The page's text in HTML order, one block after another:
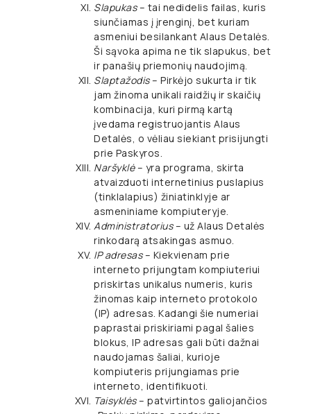
Slapukas– tai nedidelis failas, kuris
siunčiamas į įrenginį, bet kuriam
asmeniui besilankant Alaus Detalės.
Ši sąvoka apima ne tik slapukus, bet
ir panašių priemonių naudojimą.
Slaptažodis– Pirkėjo sukurta ir tik
jam žinoma unikali raidžių ir skaičių
kombinacija, kuri pirmą kartą
įvedama registruojantis Alaus
Detalės, o vėliau siekiant prisijungti
prie Paskyros.
Naršyklė– yra programa, skirta
atvaizduoti internetinius puslapius
(tinklalapius) žiniatinklyje ar
asmeniniame kompiuteryje.
Administratorius– už Alaus Detalės
rinkodarą atsakingas asmuo.
IP adresas– Kiekvienam prie
interneto prijungtam kompiuteriui
priskirtas unikalus numeris, kuris
žinomas kaip interneto protokolo
(IP) adresas. Kadangi šie numeriai
paprastai priskiriami pagal šalies
blokus, IP adresas gali būti dažnai
naudojamas šaliai, kurioje
kompiuteris prijungiamas prie
interneto, identifikuoti.
Taisyklės– patvirtintos galiojančios